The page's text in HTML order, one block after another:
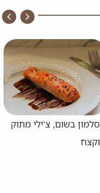
סלמון בשום, צ'ילי מתוק
וקצח